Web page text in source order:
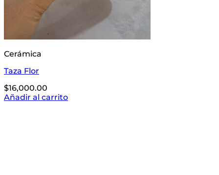
Cerámica
Taza Flor
$16,000.00
Añadir al carrito